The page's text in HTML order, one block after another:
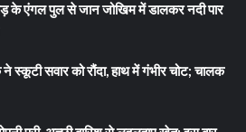
के एंगल पुल से जान जोखिम में डालकर नदी पार
स्कूटी सवार को रौंदा, हाथ में गंभीर चोट; चालक